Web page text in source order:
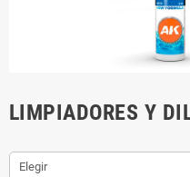
LIMPIADORES Y
Elegir